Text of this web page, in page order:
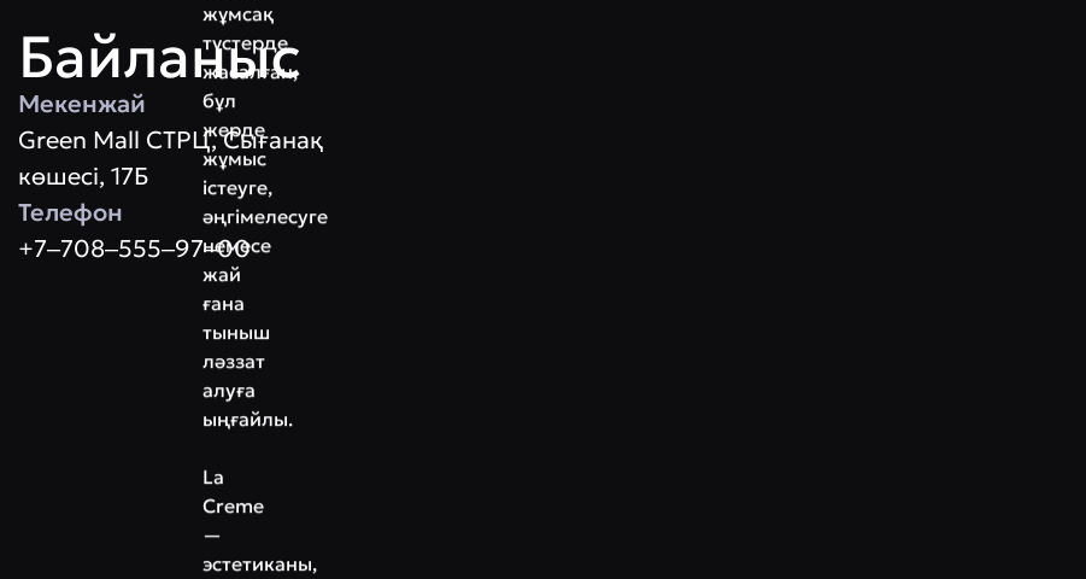
жұмсақ
түстерде
жасалған,
бұл
жерде
жұмыс
істеуге,
әңгімелесуге
немесе
жай
ғана
тыныш
ләззат
алуға
ыңғайлы.
La
Creme
—
эстетиканы,
Байланыс
Мекенжай
Green Mall СТРЦ, Сығанақ
көшесі, 17Б
Телефон
+7‒708‒555‒97‒00